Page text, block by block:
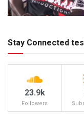
Stay Connected
23.9k
Followers